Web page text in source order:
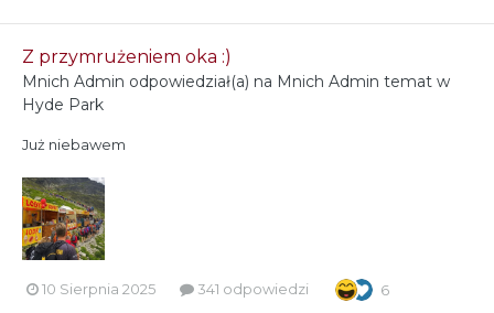
Z przymrużeniem oka :)
Mnich Admin odpowiedział(a) na Mnich Admin temat w
Hyde Park
Już niebawem
10 Sierpnia 2025 341 odpowiedzi 6